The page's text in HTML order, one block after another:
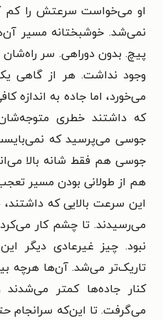
او می‌خواست سرعتش را کم
نمی‌شد. خوشبختانه مسیر
پیچ. بدون دوراهی. سر راه‌شان
وجود نداشت. هر از گاهی
می‌خورد، اما جاده به اندازه
که داشتند خطری
جوسی می‌پرسید که
جوسی هم فقط شانه بالا
هم از طولانی بودن مسیر
این سرعت بالایی که
می‌رسیدند. تا چشم کار
نبود. چیز غیرعادی دیگر
تاریک‌تر می‌شد. آن‌ها هرچه
کنار جاده‌ها کمتر می‌شدند
می‌گرفت. تا این‌که سرانجام